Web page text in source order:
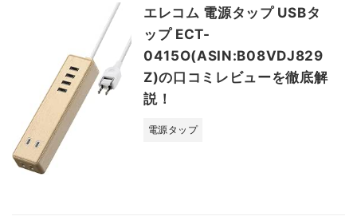
エレコム 電源タップ USBタ
ップ ECT-
0415O(ASIN:B08VDJ829
Z)の口コミレビューを徹底解
説！
電源タップ